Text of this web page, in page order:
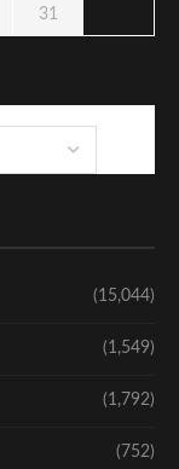
31
(15,044)
(1,549)
(1,792)
(752)